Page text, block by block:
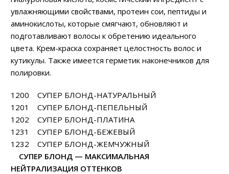
увлажняющими свойствами, протеин сои, пептиды и
аминокислоты, которые смягчают, обновляют и
подготавливают волосы к обретению идеального
цвета. Крем-краска сохраняет целостность волос и
кутикулы. Также имеется герметик наконечников для
полировки.
1200 СУПЕР БЛОНД-НАТУРАЛЬНЫЙ
1201 СУПЕР БЛОНД-ПЕПЕЛЬНЫЙ
1202 СУПЕР БЛОНД-ПЛАТИНА
1231 СУПЕР БЛОНД-БЕЖЕВЫЙ
1232 СУПЕР БЛОНД-ЖЕМЧУЖНЫЙ
СУПЕР БЛОНД — МАКСИМАЛЬНАЯ
НЕЙТРАЛИЗАЦИЯ ОТТЕНКОВ